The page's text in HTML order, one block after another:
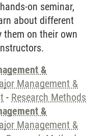
on seminar,
about different
on their own
&
Management &
- Research Methods
&
Management &